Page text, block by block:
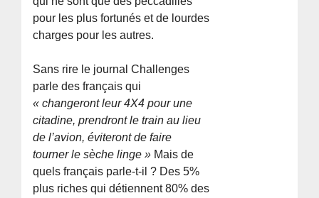
pour les plus fortunés et de lourdes
charges pour les autres.
Sans rire le journal Challenges
parle des français qui
« changeront leur 4X4 pour une
citadine, prendront le train au lieu
de l’avion, éviteront de faire
tourner le sèche linge » Mais de
quels français parle-t-il ? Des 5%
plus riches qui détiennent 80% des